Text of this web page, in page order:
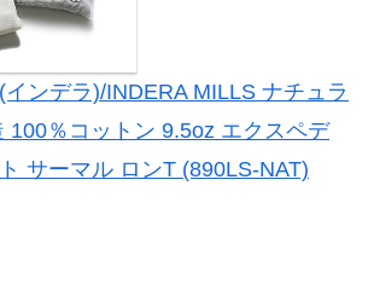
ンデラ)/INDERA MILLS ナチュラ
100％コットン 9.5oz エクスペデ
サーマル ロンT (890LS-NAT)